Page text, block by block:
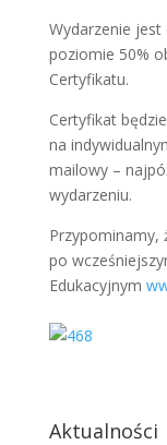
Wydarzenie
poziomie 50%
Certyfikatu.
Certyfikat
na
mailowy –
wydarzeniu.
Przypominamy,
po
Edukacyjnym
Aktualności